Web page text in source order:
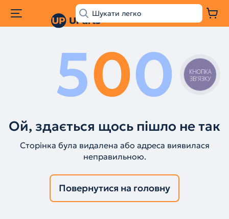
500
Ой, здається щось пішло не так
Сторінка була видалена або адреса виявилася
неправильною.
Повернутися на головну
КНОПКА
ЗВ'ЯЗКУ